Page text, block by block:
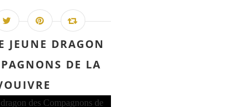
JEUNE DRAGON
DE LA